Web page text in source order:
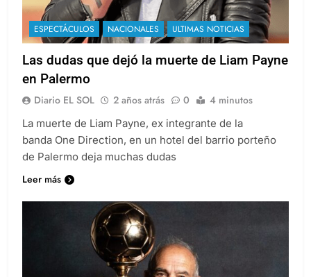
ESPECTÁCULOS NACIONALES ULTIMAS NOTICIAS
Las dudas que dejó la muerte de Liam Payne
en Palermo
Diario EL SOL 2 años atrás 0 4 minutos
La muerte de Liam Payne, ex integrante de la
banda One Direction, en un hotel del barrio porteño
de Palermo deja muchas dudas
Leer más